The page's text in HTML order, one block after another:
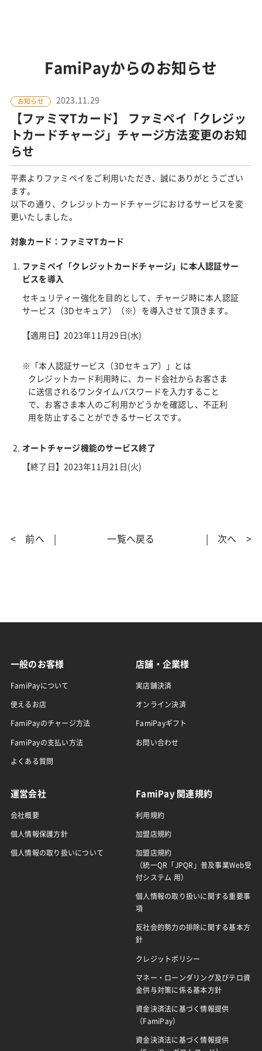
FamiPayからのお知らせ
お知らせ 2023.11.29
【ファミマTカード】 ファミペイ「クレジッ
トカードチャージ」チャージ方法変更のお知
らせ
平素よりファミペイをご利用いただき、誠にありがとうござい
ます。
以下の通り、クレジットカードチャージにおけるサービスを変
更いたしました。
対象カード：ファミマTカード
ファミペイ「クレジットカードチャージ」に本人認証サー
ビスを導入
セキュリティー強化を目的として、チャージ時に本人認証
サービス（3Dセキュア）（※）を導入させて頂きます。
【適用日】2023年11月29日(水)
※「本人認証サービス（3Dセキュア）」とは
クレジットカード利用時に、カード会社からお客さま
に送信されるワンタイムパスワードを入力すること
で、お客さま本人のご利用かどうかを確認し、不正利
用を防止することができるサービスです。
オートチャージ機能のサービス終了
【終了日】2023年11月21日(火)
< 前へ 一覧へ戻る 次へ >
一般のお客様
FamiPayについて
使えるお店
FamiPayのチャージ方法
FamiPayの支払い方法
よくある質問
店舗・企業様
実店舗決済
オンライン決済
FamiPayギフト
お問い合わせ
運営会社
会社概要
個人情報保護方針
個人情報の取り扱いについて
FamiPay 関連規約
利用規約
加盟店規約
加盟店規約
（統一QR「JPQR」普及事業Web受
付システム 用）
個人情報の取り扱いに関する重要事
項
反社会的勢力の排除に関する基本方
針
クレジットポリシー
マネー・ローンダリング及びテロ資
金供与対策に係る基本方針
資金決済法に基づく情報提供
（FamiPay）
資金決済法に基づく情報提供